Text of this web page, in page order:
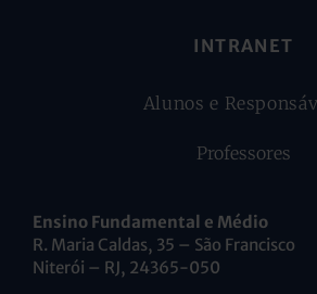
INTRANET
Alunos e
Professores
Ensino Fundamental e Médio
R. Maria Caldas, 35 – São Francisco
Niterói – RJ, 24365-050